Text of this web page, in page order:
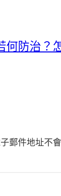
何防治？
郵件地址不